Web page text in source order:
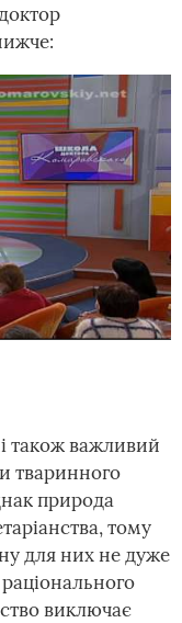
також важливий
тваринного
природа
тому
для них не дуже
виключає